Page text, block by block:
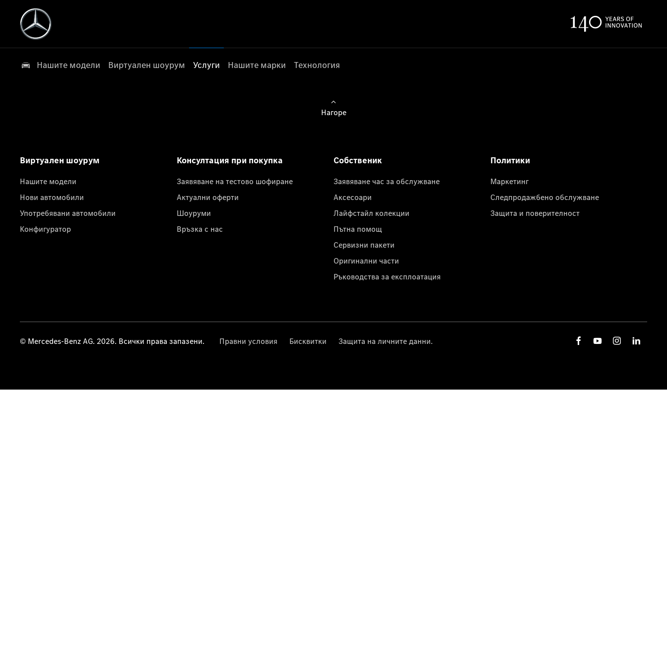
Нашите модели Виртуален шоурум Услуги Нашите марки Технология
Нагоре
Виртуален шоурум
Нашите модели
Нови автомобили
Употребявани автомобили
Конфигуратор
Консултация при покупка
Заявяване на тестово шофиране
Актуални оферти
Шоуруми
Връзка с нас
Собственик
Заявяване час за обслужване
Аксесоари
Лайфстайл колекции
Пътна помощ
Сервизни пакети
Оригинални части
Ръководства за експлоатация
Политики
Маркетинг
Следпродажбено обслужване
Защита и поверителност
© Mercedes-Benz AG. 2026. Всички права запазени. Правни условия Бисквитки Защита на личните данни.